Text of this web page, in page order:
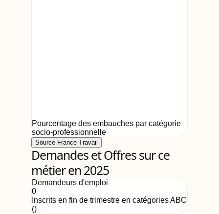
Pourcentage des embauches par catégorie
socio-professionnelle
Source France Travail
Demandes et Offres sur ce
métier en 2025
Demandeurs d'emploi
0
Inscrits en fin de trimestre en catégories ABC
()